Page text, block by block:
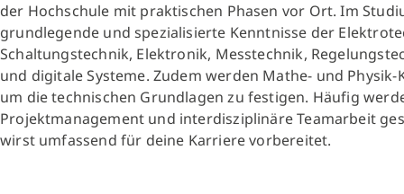
der Hochschule mit praktischen Phasen vor Ort. Im
grundlegende und spezialisierte Kenntnisse der
Schaltungstechnik, Elektronik, Messtechnik,
und digitale Systeme. Zudem werden Mathe- und
um die technischen Grundlagen zu festigen. Häufig
Projektmanagement und interdisziplinäre Teamarbeit
wirst umfassend für deine Karriere vorbereitet.